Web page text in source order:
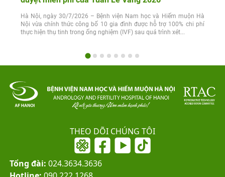
Hà Nội, ngày 30/7/2026 – Bệnh viện Nam học và Hiếm muộn Hà
Nội vừa chính thức công bố 10 gia đình được hỗ trợ 100% chi phí
thực hiện thụ tinh trong ống nghiệm (IVF) sau quá trình xét...
THEO DÕI CHÚNG TÔI
Tổng đài: 024.3634.3636